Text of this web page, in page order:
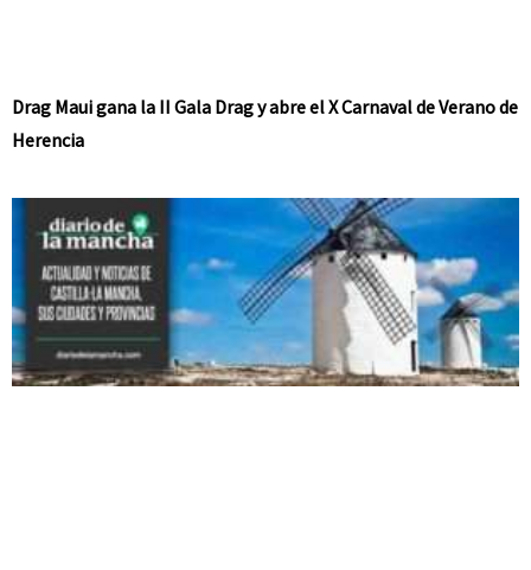
Drag Maui gana la II Gala Drag y abre el X Carnaval de Verano de
Herencia